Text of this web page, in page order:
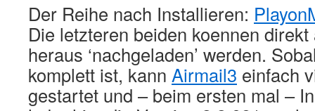
Der Reihe nach Installieren:
Die letzteren beiden koennen
heraus ‘nachgeladen’ werden.
komplett ist, kann Airmail3 einfach
gestartet und – beim ersten mal –